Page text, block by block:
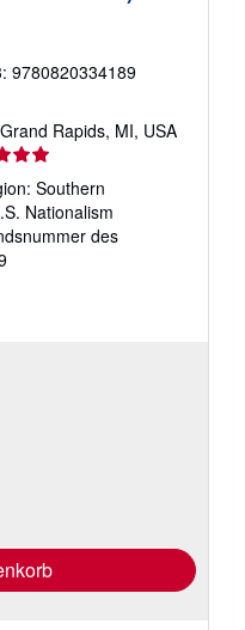
9780820334189
Rapids, MI, USA
Southern
Nationalism
des